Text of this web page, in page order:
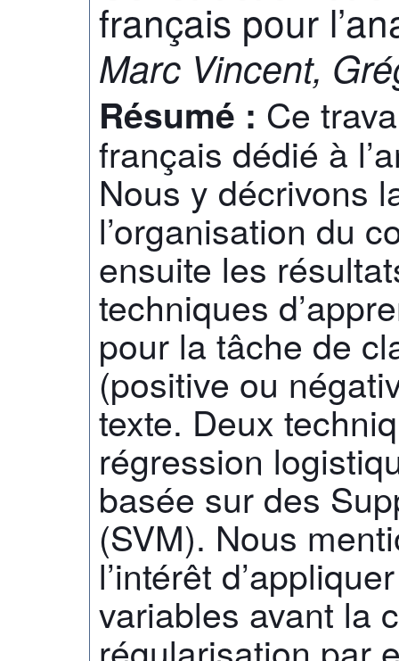
français pour
Marc Vincent,
Résumé : Ce
français dédié à
Nous y décrivons
l’organisation du
ensuite les
techniques
pour la tâche de
(positive ou
texte. Deux
régression
basée sur des
(SVM). Nous
l’intérêt
variables avant la